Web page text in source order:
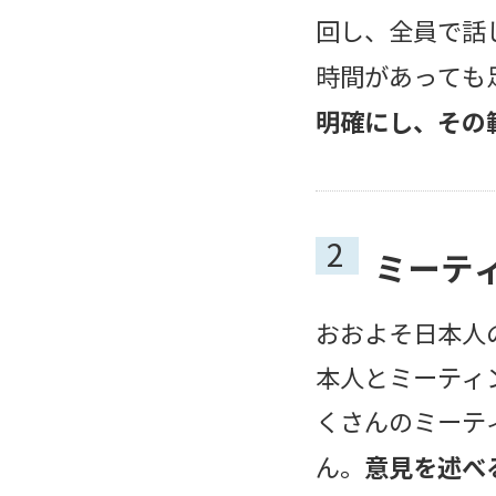
回し、全員で
時間があっても
明確にし、その
2 ミーテ
おおよそ日本人
本人とミーティ
くさんのミー
ん。 意見を述べ